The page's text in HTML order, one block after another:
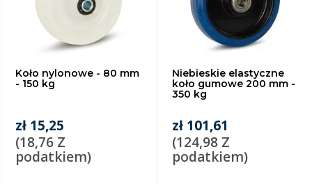
Koło nylonowe - 80 mm
- 150 kg
zł 15,25
(18,76 Z
podatkiem)
Niebieskie elastyczne
koło gumowe 200 mm -
350 kg
zł 101,61
(124,98 Z
podatkiem)